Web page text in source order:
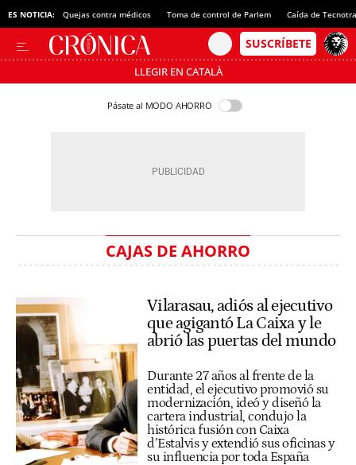
ES NOTICIA: Quejas contra médicos Toma de control de Parlem Caída de
LLEGIR EN CATALÀ
Pásate al MODO AHORRO
CAJAS DE AHORRO
Vilarasau, adiós al ejecutivo
que agigantó La Caixa y le
abrió las puertas del mundo
Durante 27 años al frente de la
entidad, el ejecutivo promovió su
modernización, ideó y diseñó la
cartera industrial, condujo la
histórica fusión con Caixa
d’Estalvis y extendió sus oficinas y
su influencia por toda España